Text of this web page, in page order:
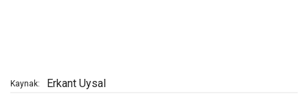
Kaynak: Erkant Uysal